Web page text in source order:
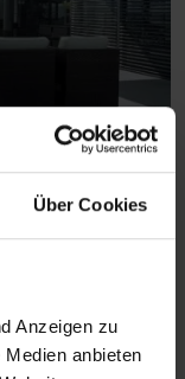
Über Cookies
Anzeigen zu
anbieten
Wie sie